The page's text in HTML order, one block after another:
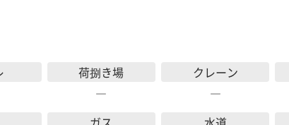
荷捌き場
―
クレーン
―